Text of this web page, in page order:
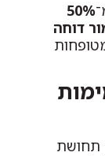
50%
דוחה
תחושת